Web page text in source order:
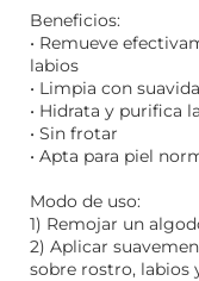
Beneficios:
• Remueve
labios
• Limpia con
• Hidrata y purifica
• Sin frotar
• Apta para piel
Modo de uso:
1) Remojar un
2) Aplicar
sobre rostro, labios